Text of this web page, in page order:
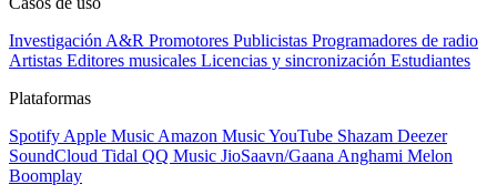
Investigación A&R Promotores Publicistas Programadores de radio
Artistas Editores musicales Licencias y sincronización Estudiantes
Plataformas
Spotify Apple Music Amazon MusicYouTube Shazam Deezer
SoundCloud Tidal QQ Music JioSaavn/Gaana Anghami Melon
Boomplay